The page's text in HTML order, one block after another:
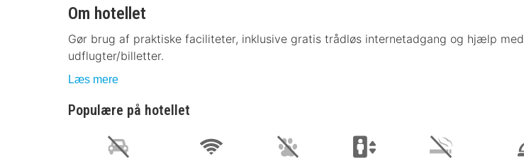
Om hotellet
Gør brug af praktiske faciliteter, inklusive gratis trådløs internetadgang og hjælp med
udflugter/billetter.
Læs mere
Populære på hotellet